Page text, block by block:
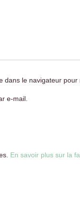
le navigateur pour
e-mail.
En savoir plus sur la